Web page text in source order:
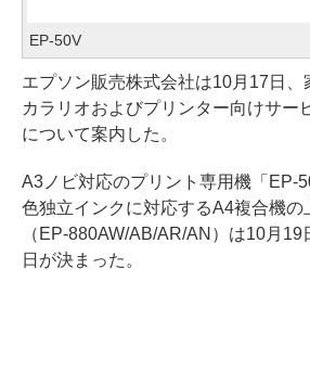
EP-50V
エプソン販売株式会社は10月17日、
カラリオおよびプリンター向けサー
について案内した。
A3ノビ対応のプリント専用機「EP-
色独立インクに対応するA4複合機の
（EP-880AW/AB/AR/AN）は10月
日が決まった。